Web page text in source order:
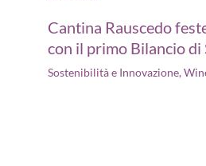
Cantina Rauscedo
con il primo Bilancio
Sostenibilità e Innovazione,